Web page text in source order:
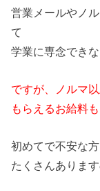
営業メールやノ
て
学業に専念でき
ですが、ノルマ
もらえるお給料
初めてで不安な
たくさんありま